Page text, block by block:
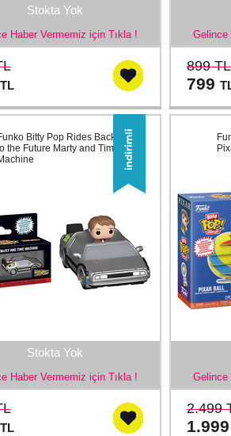
Stokta Yok
Haber Vermemiz için Tıkla !
TL
Gelince
899 TL
799
Stokta Yok
Haber Vermemiz için Tıkla !
Bitty Pop Rides Back
the Future Marty and Time
TL
Gelince
2.499
1.999